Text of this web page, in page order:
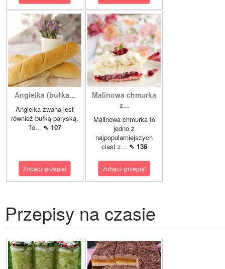
Angielka (bułka...
Angielka zwana jest
również bułką paryską.
To... ⇖ 107
Zobacz przepis!
Malinowa chmurka
z...
Malinowa chmurka to
jedno z
najpopularniejszych
ciast z... ⇖ 136
Zobacz przepis!
Przepisy na czasie